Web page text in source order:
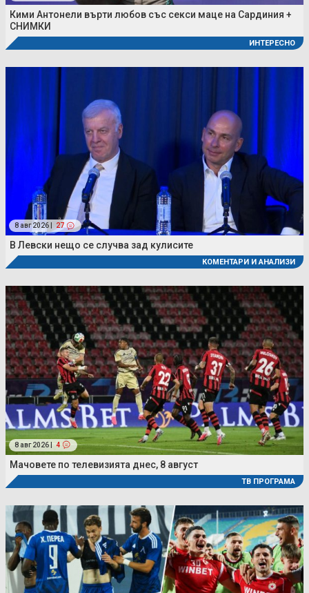
Кими Антонели върти любов със секси маце на Сардиния +
СНИМКИ
ИНТЕРЕСНО
8 авг 2026 | 27
В Левски нещо се случва зад кулисите
КОМЕНТАРИ И АНАЛИЗИ
8 авг 2026 | 4
Мачовете по телевизията днес, 8 август
ТВ ПРОГРАМА